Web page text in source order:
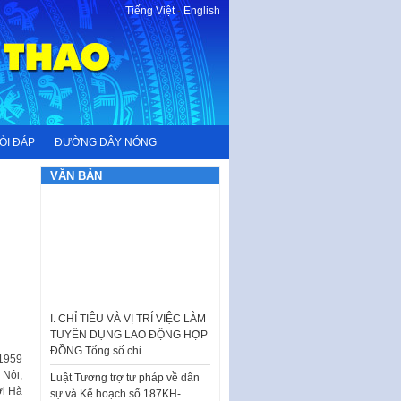
Tiếng Việt-English
ĐÁP ĐƯỜNG DÂY NÓNG
Hà
VĂN BẢN
TUYỂN DỤNG LAO ĐỘNG HỢP
ĐỒNG Tổng số chỉ…
Luật Tương trợ tư pháp về dân
sự và Kế hoạch số 187KH-
UBND ngày 0752026 của